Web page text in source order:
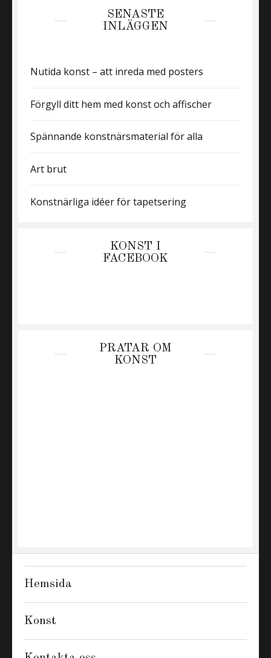
SENASTE
INLÄGGEN
Nutida konst – att inreda med posters
Förgyll ditt hem med konst och affischer
Spännande konstnärsmaterial för alla
Art brut
Konstnärliga idéer för tapetsering
KONST I
FACEBOOK
PRATAR OM
KONST
Hemsida
Konst